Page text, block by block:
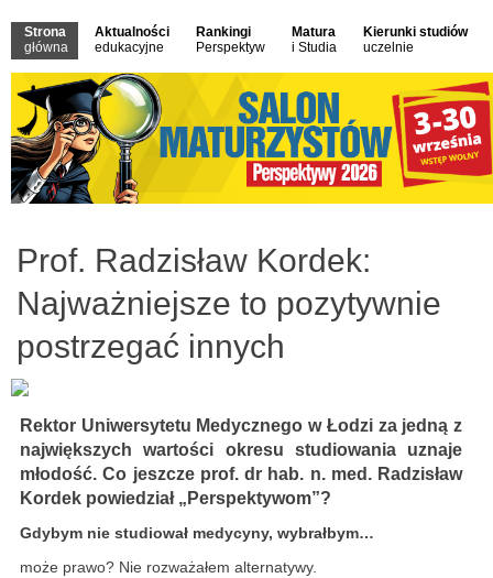
Strona
główna
Aktualności
edukacyjne
Rankingi
Perspektyw
Matura
i Studia
Kierunki studiów
uczelnie
Prof. Radzisław Kordek:
Najważniejsze to pozytywnie
postrzegać innych
Rektor Uniwersytetu Medycznego w Łodzi za jedną z
największych wartości okresu studiowania uznaje
młodość. Co jeszcze prof. dr hab. n. med. Radzisław
Kordek powiedział „Perspektywom”?
Gdybym nie studiował medycyny, wybrałbym…
może prawo? Nie rozważałem alternatywy.